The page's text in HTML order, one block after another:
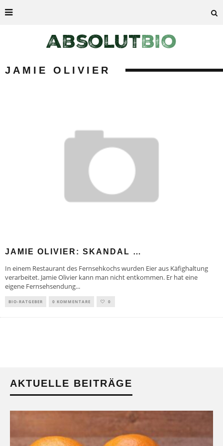
JAMIE OLIVIER
JAMIE OLIVIER: SKANDAL …
In einem Restaurant des Fernsehkochs wurden Eier aus Käfighaltung
verarbeitet. Jamie Olivier kann man nicht entkommen. Er hat eine
eigene Fernsehsendung...
BIO-RATGEBER 0 KOMMENTARE 0
AKTUELLE BEITRÄGE